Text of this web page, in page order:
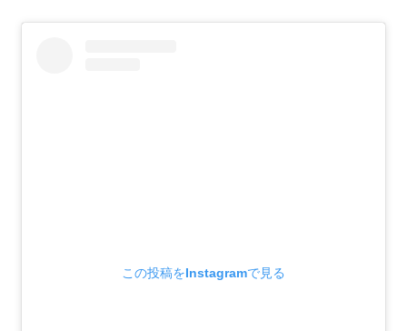
この投稿をInstagramで見る